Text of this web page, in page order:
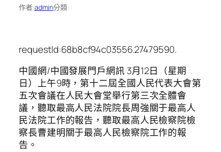
作者:admin分類:
requestId:68b8cf94c03556.27479590.
中國網/中國發展門戶網訊 3月12日（星期
日）上午9時，第十二屆全國人民代表大會第
五次會議在人民大會堂舉行第三次全體會
議，聽取最高人民法院院長周強關于最高人
民法院工作的報告，聽取最高人民檢察院檢
察長曹建明關于最高人民檢察院工作的報
告。